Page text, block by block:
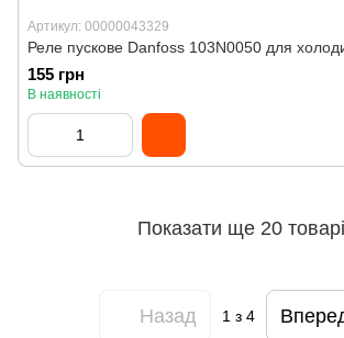
Артикул: 00000043329
Реле пускове Danfoss 103N0050 для
155 грн
В наявності
Показати ще 20
Назад 1 з 4